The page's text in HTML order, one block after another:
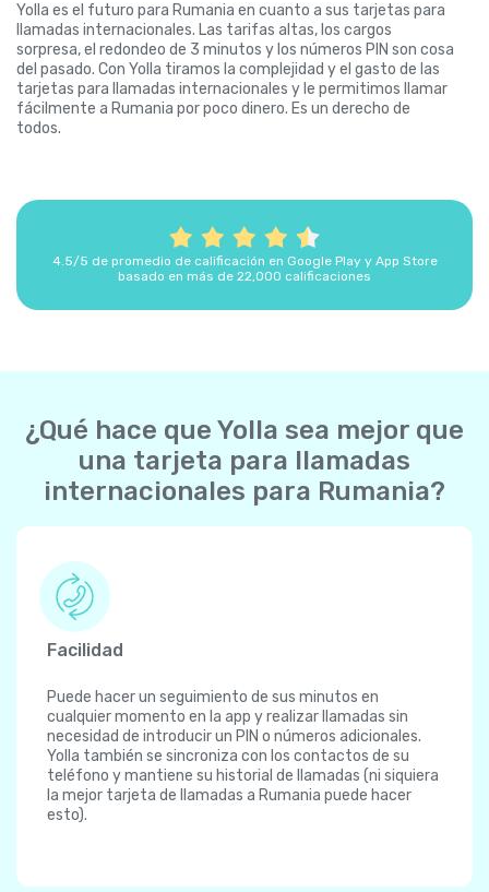
Yolla es el futuro para Rumania en cuanto a sus tarjetas para
llamadas internacionales. Las tarifas altas, los cargos
sorpresa, el redondeo de 3 minutos y los números PIN son cosa
del pasado. Con Yolla tiramos la complejidad y el gasto de las
tarjetas para llamadas internacionales y le permitimos llamar
fácilmente a Rumania por poco dinero. Es un derecho de
todos.
4.5/5 de promedio de calificación en Google Play y App Store
basado en más de 22,000 calificaciones
¿Qué hace que Yolla sea mejor que
una tarjeta para llamadas
internacionales para Rumania?
Facilidad
Puede hacer un seguimiento de sus minutos en
cualquier momento en la app y realizar llamadas sin
necesidad de introducir un PIN o números adicionales.
Yolla también se sincroniza con los contactos de su
teléfono y mantiene su historial de llamadas (ni siquiera
la mejor tarjeta de llamadas a Rumania puede hacer
esto).